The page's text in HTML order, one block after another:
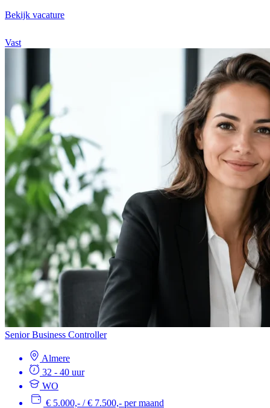
Bekijk vacature
Vast
Senior Business Controller
Almere
32 - 40 uur
WO
€ 5.000,- / € 7.500,- per maand